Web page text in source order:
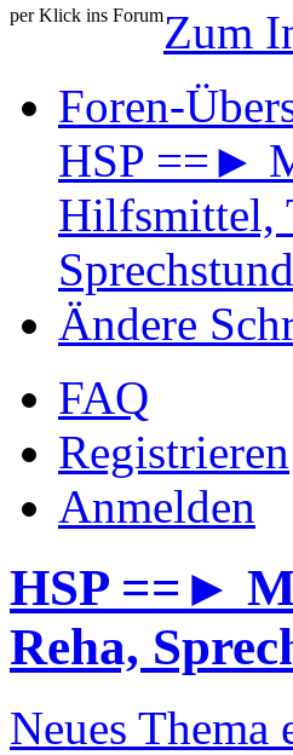
per Klick ins ForumZum
Foren-
HSP ==►
Hilfsmittel,
Ändere
FAQ
Registrieren
Anmelden
HSP ==►
Reha,
Neues Thema